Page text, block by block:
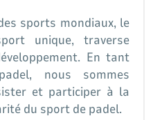
sports mondiaux, le
unique, traverse
En tant
nous sommes
et participer à la
du sport de padel.